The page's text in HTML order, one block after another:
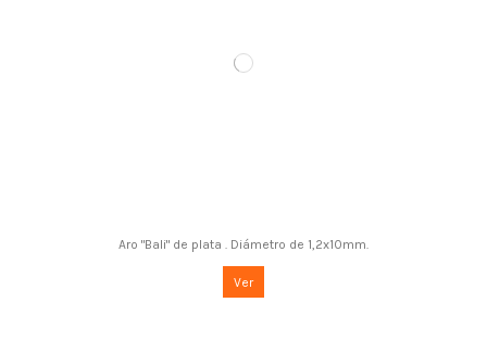
Aro "Bali" de plata . Diámetro de 1,2x10mm.
Ver